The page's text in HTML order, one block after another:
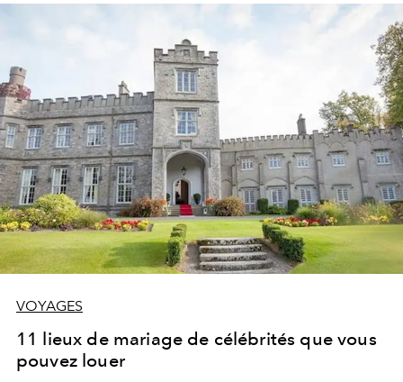
VOYAGES
11 lieux de mariage de célébrités que vous
pouvez louer